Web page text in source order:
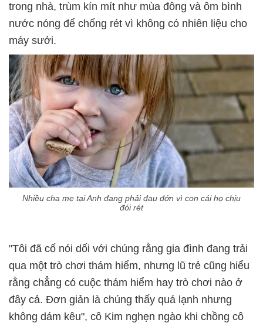
trong nhà, trùm kín mít như mùa đông và ôm bình
nước nóng để chống rét vì không có nhiên liệu cho
máy sưởi.
Nhiều cha mẹ tại Anh đang phải đau đớn vì con cái họ chịu
đói rét
"Tôi đã cố nói dối với chúng rằng gia đình đang trải
qua một trò chơi thám hiểm, nhưng lũ trẻ cũng hiểu
rằng chẳng có cuộc thám hiểm hay trò chơi nào ở
đây cả. Đơn giản là chúng thấy quá lạnh nhưng
không dám kêu", cô Kim nghẹn ngào khi chồng cô